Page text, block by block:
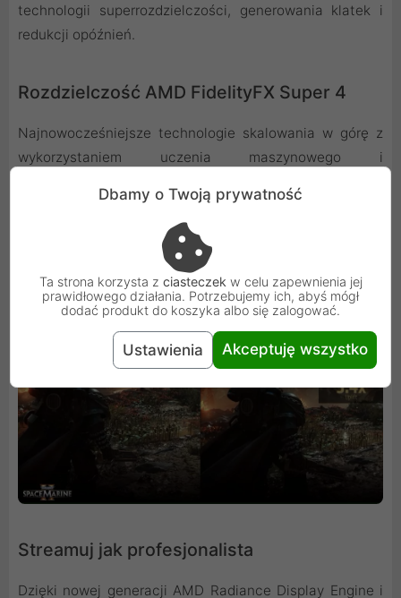
technologii superrozdzielczości, generowania klatek i
redukcji opóźnień.
Rozdzielczość AMD FidelityFX Super 4
Najnowocześniejsze technologie skalowania w górę z
wykorzystaniem uczenia maszynowego i
AMD FidelityFX Super Resolution 4 2. Odkryj nowy
poziom immersji, jednocześnie zwiększając liczbę klatek
na sekundę w obsługiwanych tytułach.
Streamuj jak profesjonalista
Dzięki nowej generacji AMD Radiance Display Engine i
Dbamy o Twoją prywatność
Ta strona korzysta z ciasteczek w celu zapewnienia jej
prawidłowego działania. Potrzebujemy ich, abyś mógł
dodać produkt do koszyka albo się zalogować.
Ustawienia Akceptuję wszystko